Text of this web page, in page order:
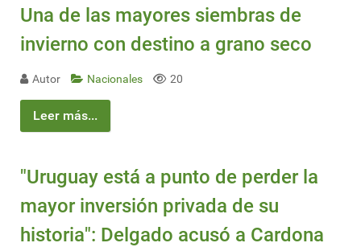
Una de las mayores siembras de
invierno con destino a grano seco
Autor Nacionales 20
Leer más...
"Uruguay está a punto de perder la
mayor inversión privada de su
historia": Delgado acusó a Cardona